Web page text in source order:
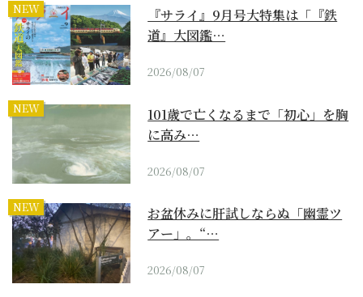
NEW
『サライ』9月号大特集は「『鉄
道』大図鑑…
2026/08/07
NEW
101歳で亡くなるまで「初心」を胸
に高み…
2026/08/07
NEW
お盆休みに肝試しならぬ「幽霊ツ
アー」。“…
2026/08/07